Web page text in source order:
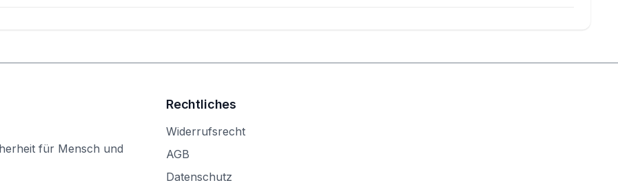
für Mensch und
Rechtliches
Widerrufsrecht
AGB
Datenschutz